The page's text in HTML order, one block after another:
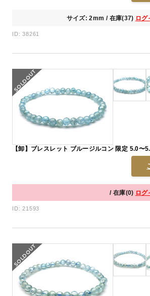
サイズ: 2mm / 在庫(37) ログ
ID: 38261
【卸】ブレスレット ブルージルコン 限定 5.0〜
/ 在庫(0) ログ
ID: 21593